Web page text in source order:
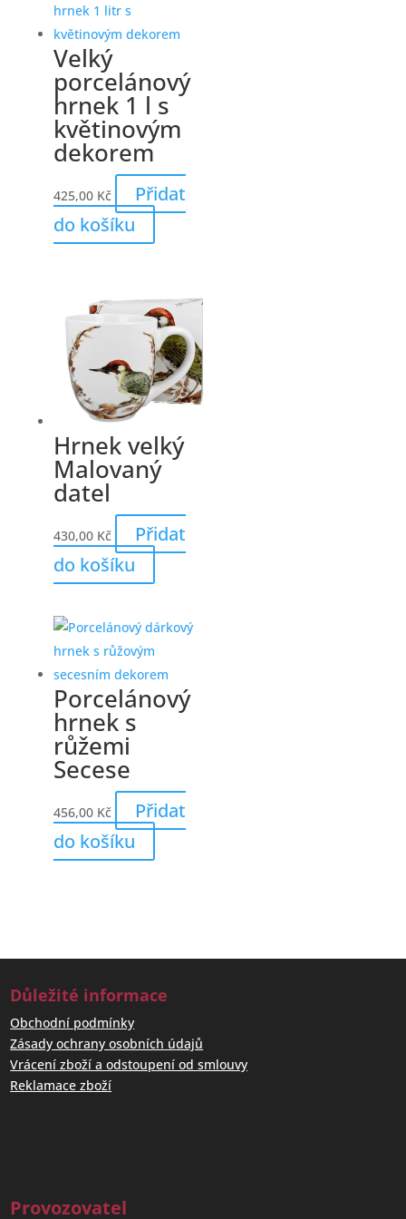
Velký
porcelánový
hrnek 1 l s
květinovým
dekorem
425,00 Kč
Přidat
do košíku
Hrnek velký
Malovaný
datel
430,00 Kč
Přidat
do košíku
Porcelánový
hrnek s
růžemi
Secese
456,00 Kč
Přidat
do košíku
Důležité informace
Obchodní podmínky
Zásady ochrany osobních údajů
Vrácení zboží a odstoupení od smlouvy
Reklamace zboží
Provozovatel